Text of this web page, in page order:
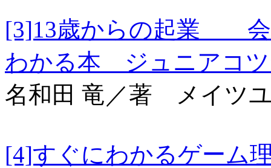
[3]13歳からの起業 会
わかる本 ジュニアコ
名和田 竜／著 メイツ
[4]すぐにわかるゲー